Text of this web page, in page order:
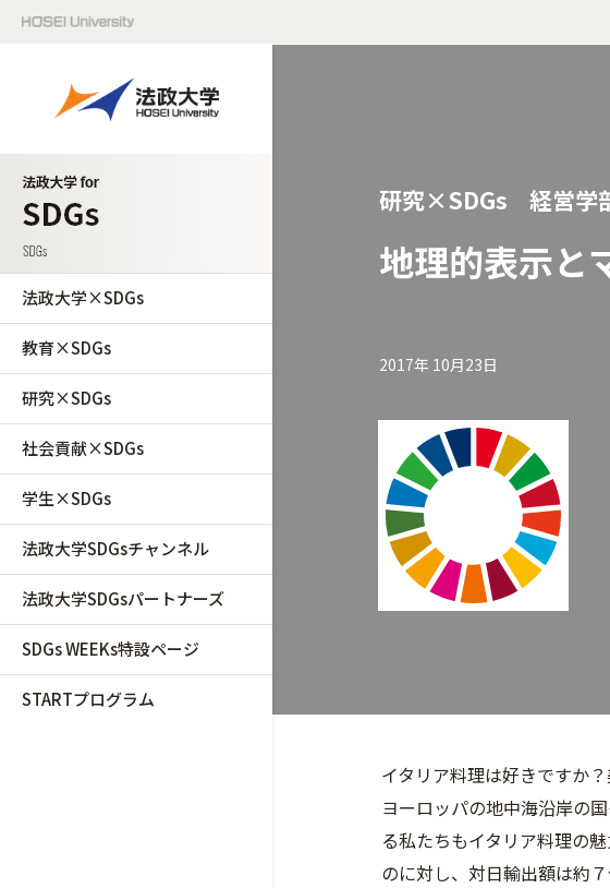
法政大学×SDGs
教育×SDGs
研究×SDGs
社会貢献×SDGs
学生×SDGs
法政大学SDGsチャンネル
法政大学SDGsパートナーズ
SDGs WEEKs特設ページ
STARTプログラム
研究×SDGs 経営学
地理的表示と
2017年 10月23日
イタリア料理は好きですか
ヨーロッパの地中海沿岸の
る私たちもイタリア料理の
のに対し、対日輸出額は約